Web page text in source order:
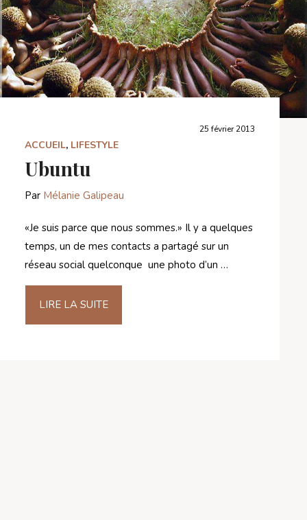
25 février 2013
ACCUEIL, LIFESTYLE
Ubuntu
Par Mélanie Galipeau
«Je suis parce que nous sommes.» Il y a quelques
temps, un de mes contacts a partagé sur un
réseau social quelconque une photo d’un …
LIRE LA SUITE